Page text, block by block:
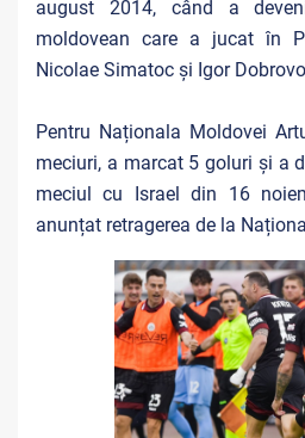
august 2014, când a
moldovean care a jucat în
Nicolae Simatoc și Igor
Pentru Naționala Moldovei
meciuri, a marcat 5 goluri și a
meciul cu Israel din 16
anunțat retragerea de la